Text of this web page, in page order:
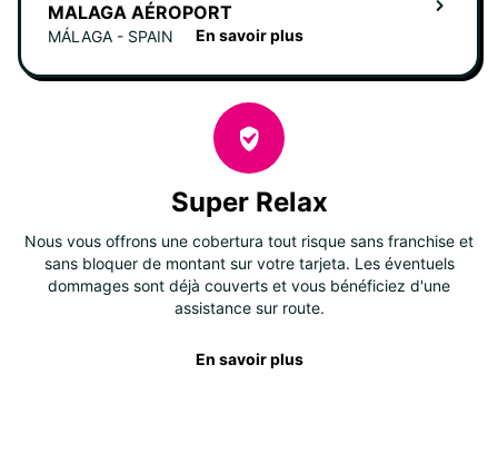
MALAGA AÉROPORT
MÁLAGA - SPAIN En savoir plus
Super Relax
Nous vous offrons une cobertura tout risque sans franchise et
sans bloquer de montant sur votre tarjeta. Les éventuels
dommages sont déjà couverts et vous bénéficiez d'une
assistance sur route.
En savoir plus